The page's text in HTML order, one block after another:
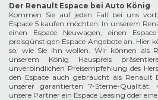
Der Renault Espace bei Auto König
Kommen Sie auf jeden Fall bei uns
Espace 5 kaufen möchten. In unserem
einen Espace Neuwagen, einen
preisgünstigen Espace Angebote an. Hier
so, wie Sie ihn wollen. Wir können als
unserem König Hauspreis
unverbindlichen Preisempfehlung des
den Espace auch gebraucht als Renault
unserer garantierten 7-Sterne-
unsere Partner ein Espace Leasing oder